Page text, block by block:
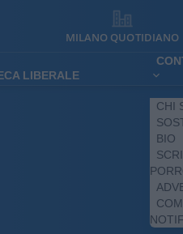
MILANO QUOTIDIANO
LIBERALE
CHI
BIO